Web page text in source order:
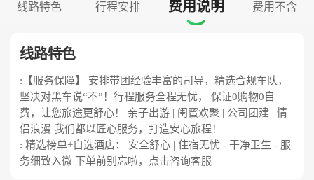
线路特色 行程安排 费用说明 费用不含

线路特色
:【服务保障】 安排带团经验丰富的司导，精选合规车队，
坚决对黑车说“不”！行程服务全程无忧， 保证0购物0自
费，让您旅途更舒心！ 亲子出游 | 闺蜜欢聚 | 公司团建 | 情
侣浪漫 我们都以匠心服务，打造安心旅程！
: 精选榜单+自选酒店： 安全舒心 | 住宿无忧 - 干净卫生 - 服
务细致入微 下单前别忘啦，点击咨询客服